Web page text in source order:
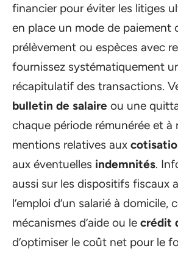
financier pour éviter les litiges
en place un mode de paiement
prélèvement ou espèces avec
fournissez systématiquement
récapitulatif des transactions.
bulletin de salaire ou une
chaque période rémunérée et à
mentions relatives aux
aux éventuelles indemnités.
aussi sur les dispositifs fiscaux
l’emploi d’un salarié à domicile,
mécanismes d’aide ou le crédit
d’optimiser le coût net pour le